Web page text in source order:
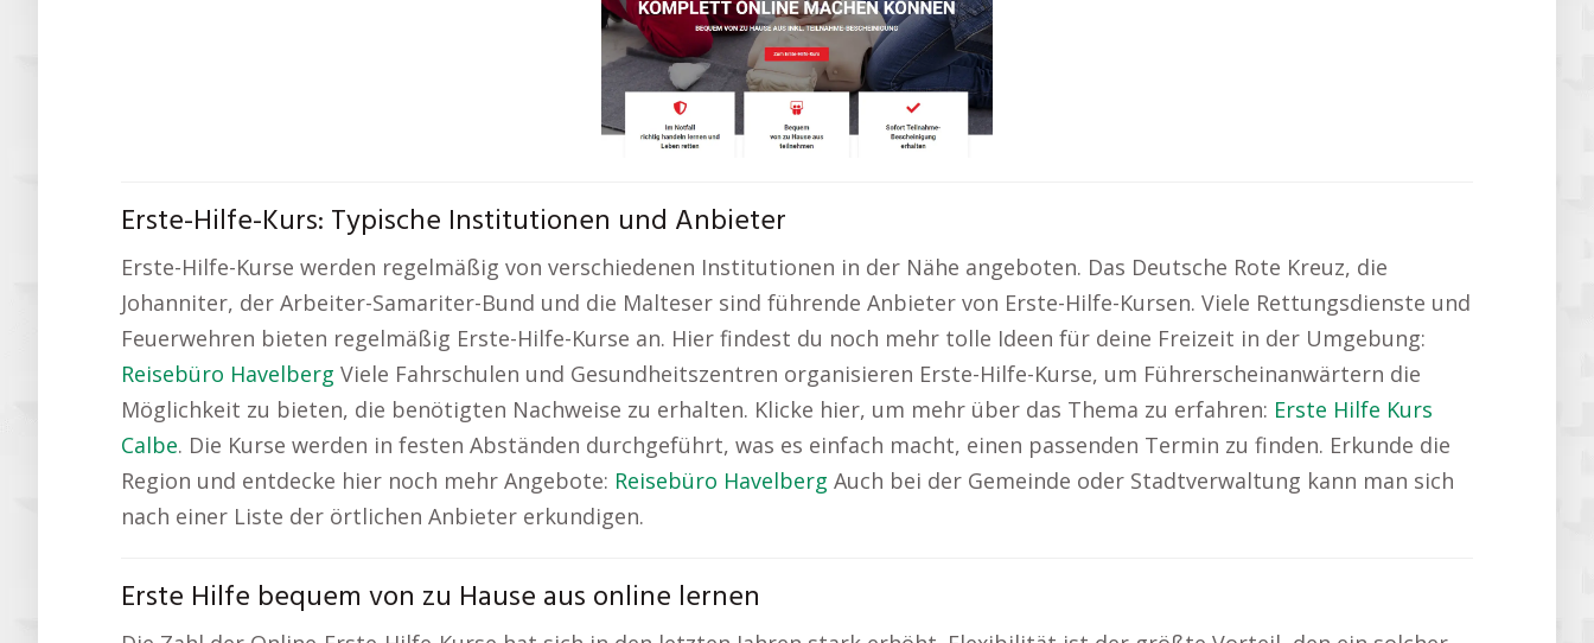
Erste-Hilfe-Kurs: Typische Institutionen und Anbieter
Erste-Hilfe-Kurse werden regelmäßig von verschiedenen Institutionen in der Nähe angeboten. Das Deutsche Rote Kreuz, die
Johanniter, der Arbeiter-Samariter-Bund und die Malteser sind führende Anbieter von Erste-Hilfe-Kursen. Viele Rettungsdienste und
Feuerwehren bieten regelmäßig Erste-Hilfe-Kurse an. Hier findest du noch mehr tolle Ideen für deine Freizeit in der Umgebung:
Reisebüro Havelberg Viele Fahrschulen und Gesundheitszentren organisieren Erste-Hilfe-Kurse, um Führerscheinanwärtern die
Möglichkeit zu bieten, die benötigten Nachweise zu erhalten. Klicke hier, um mehr über das Thema zu erfahren: Erste Hilfe Kurs
Calbe. Die Kurse werden in festen Abständen durchgeführt, was es einfach macht, einen passenden Termin zu finden. Erkunde die
Region und entdecke hier noch mehr Angebote: Reisebüro Havelberg Auch bei der Gemeinde oder Stadtverwaltung kann man sich
nach einer Liste der örtlichen Anbieter erkundigen.
Erste Hilfe bequem von zu Hause aus online lernen